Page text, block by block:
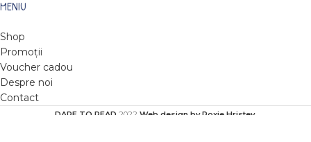
MENIU
Shop
Promoții
Voucher cadou
Despre noi
Contact
DARE TO READ 2022 Web design by Roxie Hristev.